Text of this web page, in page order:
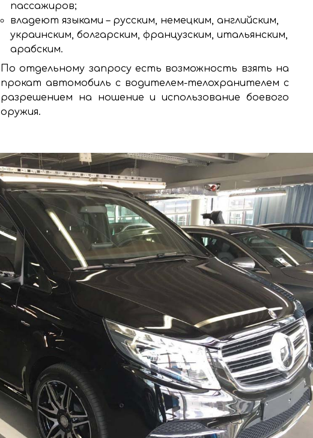
пассажиров;
владеют языками – русским, немецким, английским,
украинским, болгарским, французским, итальянским,
арабским.
По отдельному запросу есть возможность взять на
прокат автомобиль с водителем-телохранителем с
разрешением на ношение и использование боевого
оружия.